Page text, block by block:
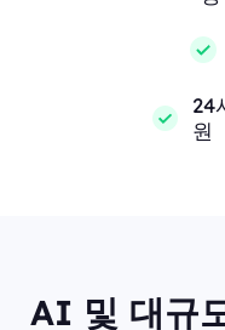
24
원
AI 및 대규